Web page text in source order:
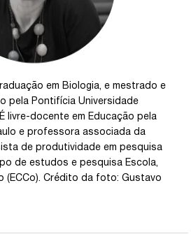
em Biologia, e mestrado e
pela Pontifícia Universidade
livre-docente em Educação pela
e professora associada da
de produtividade em pesquisa
de estudos e pesquisa Escola,
(ECCo). Crédito da foto: Gustavo